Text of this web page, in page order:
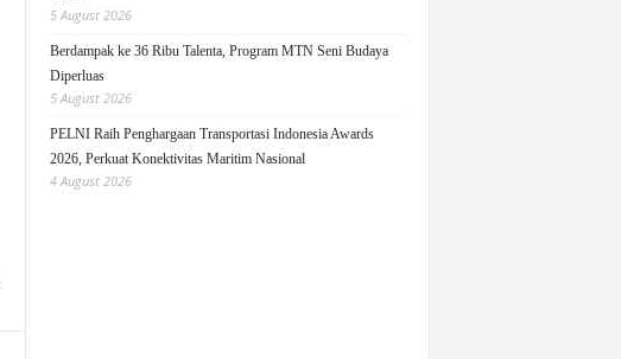
5 August 2026
Berdampak ke 36 Ribu Talenta, Program MTN Seni Budaya
Diperluas
5 August 2026
PELNI Raih Penghargaan Transportasi Indonesia Awards
2026, Perkuat Konektivitas Maritim Nasional
4 August 2026